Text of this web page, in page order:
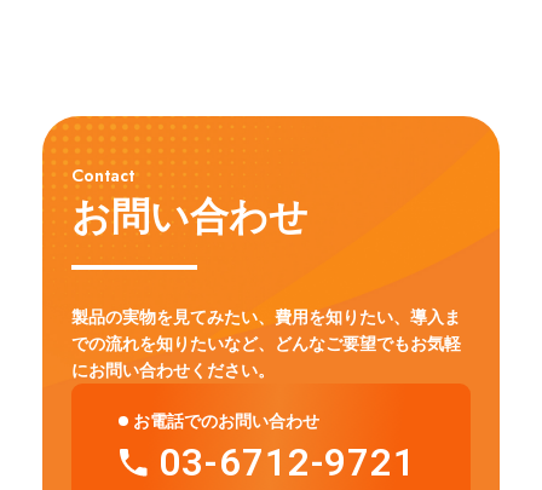
Contact
お問い合わせ
製品の実物を見てみたい、費用を知りたい、導入ま
での流れを知りたいなど、
どんなご要望でもお気軽
にお問い合わせください。
お電話でのお問い合わせ
03-6712-9721